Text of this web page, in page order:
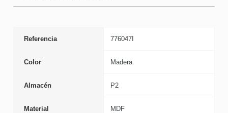
Referencia 776047I
Color Madera
Almacén P2
Material MDF